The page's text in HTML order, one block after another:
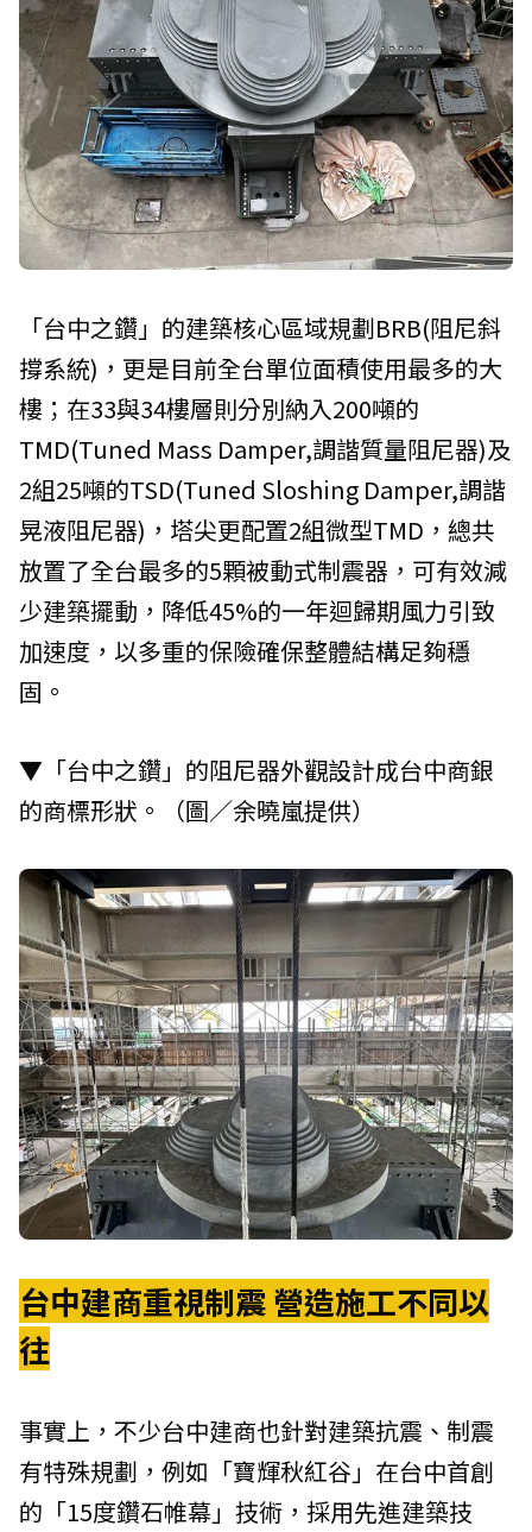
「台中之鑽」的建築核心區域規劃BRB(阻尼斜
撐系統)，更是目前全台單位面積使用最多的大
樓；在33與34樓層則分別納入200噸的
TMD(Tuned Mass Damper,調諧質量阻尼器)及
2組25噸的TSD(Tuned Sloshing Damper,調諧
晃液阻尼器)，塔尖更配置2組微型TMD，總共
放置了全台最多的5顆被動式制震器，可有效減
少建築擺動，降低45%的一年迴歸期風力引致
加速度，以多重的保險確保整體結構足夠穩
固。
▼「台中之鑽」的阻尼器外觀設計成台中商銀
的商標形狀。（圖／余曉嵐提供）
台中建商重視制震 營造施工不同以
往
事實上，不少台中建商也針對建築抗震、制震
有特殊規劃，例如「寶輝秋紅谷」在台中首創
的「15度鑽石帷幕」技術，採用先進建築技